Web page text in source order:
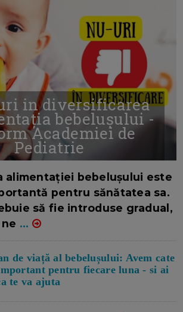
in diversificarea
bebelușului -
Academiei de
Pediatrie
alimentației bebelușului este
pentru sănătatea sa.
să fie introduse gradual,
...
de viață al bebelușului: Avem cate
pentru fiecare luna - si ai
te va ajuta